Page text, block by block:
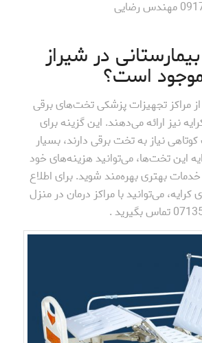
در شیراز
موجود است؟
از مراکز تجهیزات پزشکی تخت‌های برقی
نیز ارائه می‌دهند. این گزینه برای
نیاز به تخت برقی دارند، بسیار
این تخت‌ها، می‌توانید هزینه‌های خود
بهتری بهره‌مند شوید. برای اطلاع
می‌توانید با مراکز درمان در منزل